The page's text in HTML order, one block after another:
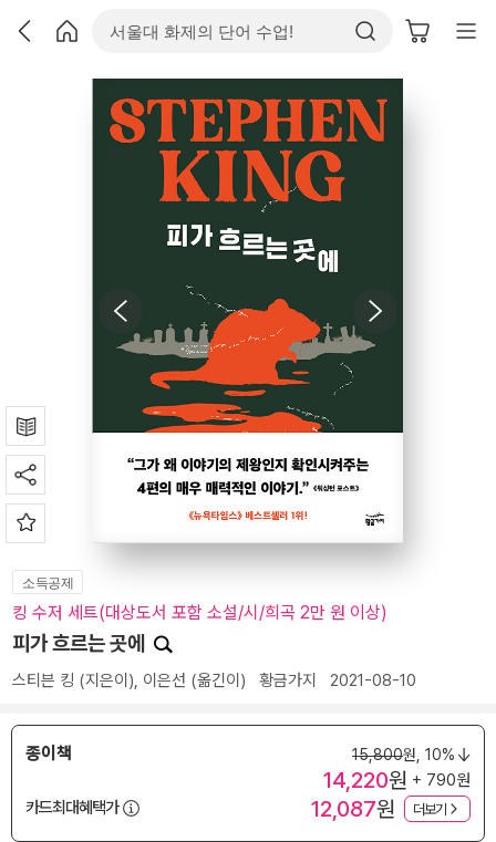
소득공제
킹 수저 세트(대상도서 포함 소설/시/희곡 2만 원 이상)
피가 흐르는 곳에
스티븐 킹 (지은이), 이은선 (옮긴이) 황금가지 2021-08-10
종이책 15,800원, 10%
14,220원 + 790원
카드최대혜택가
12,087원 더보기